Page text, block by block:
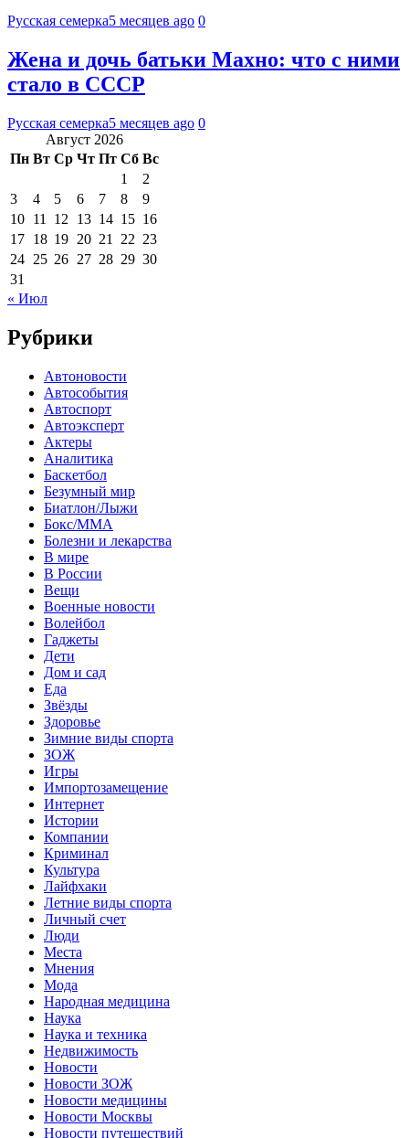
Русская семерка5 месяцев ago 0
Жена и дочь батьки Махно: что с ними
стало в СССР
Русская семерка5 месяцев ago 0
Август 2026
Пн Вт Ср Чт Пт Сб Вс
1
2
3
4 5 6 7 8
9
10 11 12 13 14 15 16
17 18 19 20 21 22 23
24 25 26 27 28 29 30
31
« Июл
Рубрики
Автоновости
Автособытия
Автоспорт
Автоэксперт
Актеры
Аналитика
Баскетбол
Безумный мир
Биатлон/Лыжи
Бокс/MMA
Болезни и лекарства
В мире
В России
Вещи
Военные новости
Волейбол
Гаджеты
Дети
Дом и сад
Еда
Звёзды
Здоровье
Зимние виды спорта
ЗОЖ
Игры
Импортозамещение
Интернет
Истории
Компании
Криминал
Культура
Лайфхаки
Летние виды спорта
Личный счет
Люди
Места
Мнения
Мода
Народная медицина
Наука
Наука и техника
Недвижимость
Новости
Новости ЗОЖ
Новости медицины
Новости Москвы
Новости путешествий